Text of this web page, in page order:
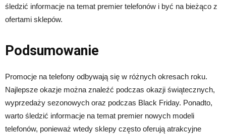
śledzić informacje na temat premier telefonów i być na bieżąco z
ofertami sklepów.
Podsumowanie
Promocje na telefony odbywają się w różnych okresach roku.
Najlepsze okazje można znaleźć podczas okazji świątecznych,
wyprzedaży sezonowych oraz podczas Black Friday. Ponadto,
warto śledzić informacje na temat premier nowych modeli
telefonów, ponieważ wtedy sklepy często oferują atrakcyjne